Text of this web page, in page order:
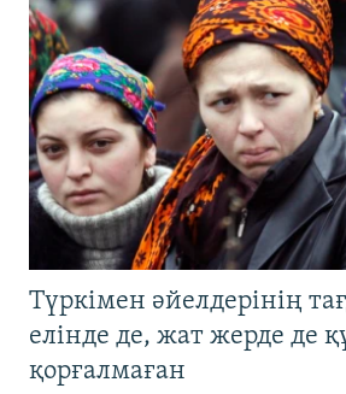
Түркімен әйелдерінің
елінде де, жат жерде де
қорғалмаған